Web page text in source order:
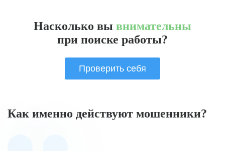
Насколько вы внимательны
при поиске работы?
Проверить себя
Как именно действуют мошенники?